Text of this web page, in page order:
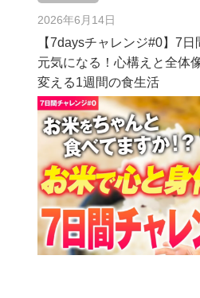
2026年6月14日
【7daysチャレンジ#0】7
元気になる！心構えと全体
変える1週間の食生活